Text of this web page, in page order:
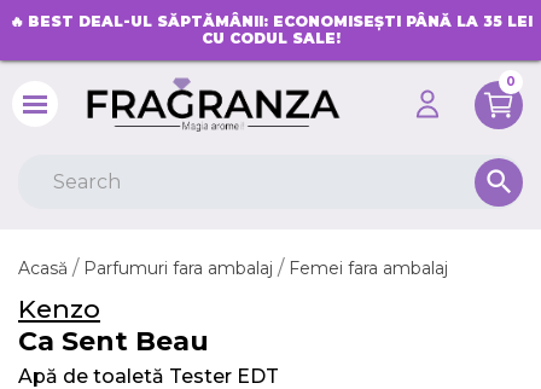
🔥 BEST DEAL-UL SĂPTĂMÂNII: ECONOMISEȘTI PÂNĂ LA 35 LEI
CU CODUL SALE!
0
search
Acasă Parfumuri fara ambalaj Femei fara ambalaj
Kenzo
Ca Sent Beau
Apă de toaletă Tester EDT